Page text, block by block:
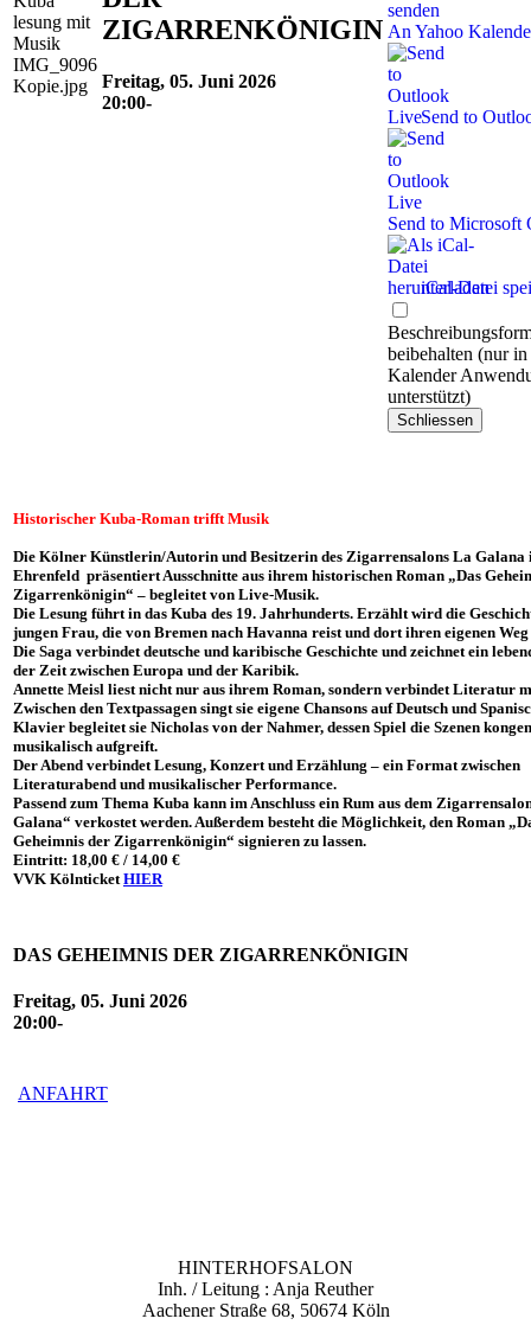
ZIGARRENKÖNIGIN
Freitag, 05. Juni 2026
20:00-
An Yahoo
Send to
Send to Microsoft
iCal-Datei
beibehalten (nur
Kalender
unterstützt)
Schliessen
Historischer Kuba-Roman trifft Musik
Die Kölner Künstlerin/Autorin und Besitzerin des Zigarrensalons La Galana
Ehrenfeld präsentiert Ausschnitte aus ihrem historischen Roman „Das
Zigarrenkönigin“ – begleitet von Live-Musik.
Die Lesung führt in das Kuba des 19. Jahrhunderts. Erzählt wird die
jungen Frau, die von Bremen nach Havanna reist und dort ihren eigenen Weg
Die Saga verbindet deutsche und karibische Geschichte und zeichnet ein
der Zeit zwischen Europa und der Karibik.
Annette Meisl liest nicht nur aus ihrem Roman, sondern verbindet Literatur
Zwischen den Textpassagen singt sie eigene Chansons auf Deutsch und
Klavier begleitet sie Nicholas von der Nahmer, dessen Spiel die Szenen
musikalisch aufgreift.
Der Abend verbindet Lesung, Konzert und Erzählung – ein Format zwischen
Literaturabend und musikalischer Performance.
Passend zum Thema Kuba kann im Anschluss ein Rum aus dem
Galana“ verkostet werden. Außerdem besteht die Möglichkeit, den Roman
Geheimnis der Zigarrenkönigin“ signieren zu lassen.
Eintritt: 18,00 € / 14,00 €
VVK Kölnticket HIER
DAS GEHEIMNIS DER ZIGARRENKÖNIGIN
Freitag, 05. Juni 2026
20:00-
ANFAHRT
HINTERHOFSALON
Inh. / Leitung : Anja Reuther
Aachener Straße 68, 50674 Köln